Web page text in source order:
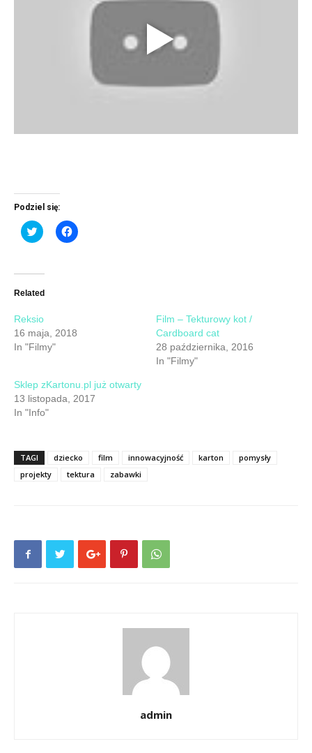
Podziel się:
Click
to
(Opens
new
Click
to
Related
Reksio
16 maja, 2018
In "Filmy"
Film – Tekturowy kot /
Cardboard cat
28 października, 2016
In "Filmy"
Sklep zKartonu.pl już otwarty
13 listopada, 2017
In "Info"
TAGI dziecko film innowacyjność karton
pomysły
projekty
tektura zabawki
admin